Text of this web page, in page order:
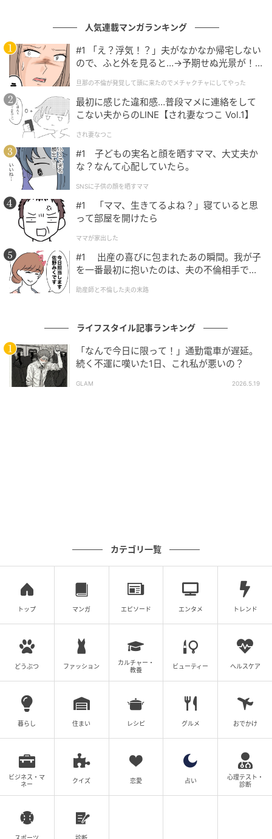
フェルトを型紙の通りに切り、頭に下唇・上唇の順に
重ねて配置し、白刺繍糸2本取りでたてまつりで縫い付
ける。下唇の上部はまつらなくてOK。
型紙のダウンロードはこちら
※この型紙をA4用紙に印刷して使用してください
目、ひげ、鼻は黒刺繍糸2本取りで刺繍する。
01の「アップリケ付け位置」に、ボディ・本・頭・手
みで名前テープや刺繍で本に名前を入れる。
人気連載マンガランキング
#1 「え？浮気！？」夫がなかなか帰宅しない
ので、ふと外を見ると…→予期せぬ光景が！
クチャにしてやった
旦那の不倫が発覚して頭に来たのでメチャクチャにしてやった
最初に感じた違和感…普段マメに連絡をして
こない夫からのLINE【され妻なつこ Vol.1】
され妻なつこ
#1 子どもの実名と顔を晒すママ、大丈夫か
な？なんて心配していたら。
SNSに子供の顔を晒すママ
#1 「ママ、生きてるよね？」寝ていると思
って部屋を開けたら
ママが家出した
#1 出産の喜びに包まれたあの瞬間。我が子
を一番最初に抱いたのは、夫の不倫相手でし
助産師と不倫した夫の末路
ライフスタイル記事ランキング
「なんで今日に限って！」通勤電車が遅延。
続く不運に嘆いた1日、これ私が悪いの？
GLAM 2026.5.19
カテゴリ一覧
トップ マンガ エピソード エンタメ トレンド
どうぶつ ファッション
カルチャー・
教養
ビューティー ヘルスケア
暮らし 住まい レシピ グルメ おでかけ
ビジネス・マ
ネー
クイズ 恋愛 占い
心理テスト・
診断